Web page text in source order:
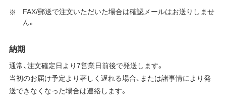
FAX/郵送で注文いただいた場合は確認メールはお送りしませ
ん。
納期
通常、注文確定日より7営業日前後で発送します。
当初のお届け予定より著しく遅れる場合、または諸事情により発
送できなくなった場合は連絡します。